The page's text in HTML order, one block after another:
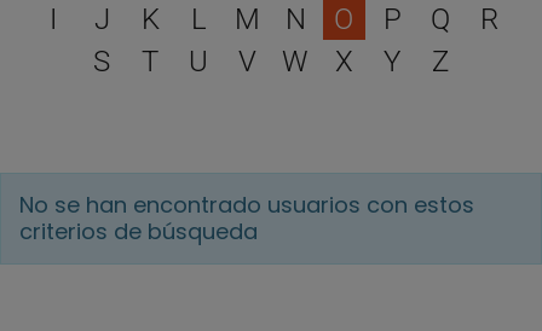
I
J K L M N O P Q
R
S
T U V W X Y Z
No se han encontrado usuarios con estos
criterios de búsqueda